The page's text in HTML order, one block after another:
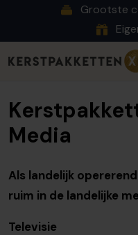
Grootste
Media
Als landelijk
ruim in de landelijke
Televisie